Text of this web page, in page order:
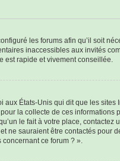
les forums afin qu’il soit
inaccessibles aux invités
est rapide et vivement conseillée.
aux États-Unis qui dit que les
la collecte de ces informations
le fait à votre place,
ne sauraient être contactés pour
ce forum ? ».